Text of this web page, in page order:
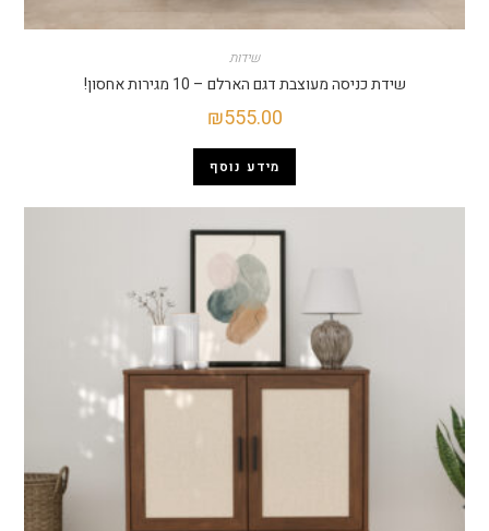
שידות
שידת כניסה מעוצבת דגם הארלם – 10 מגירות אחסון!
₪555.00
מידע נוסף